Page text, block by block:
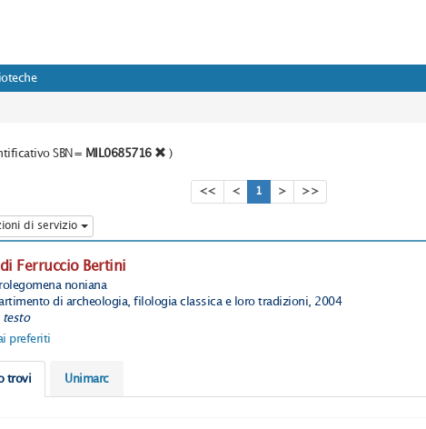
SBN= MIL0685716 )
<< < 1 > >>
di servizio
Ferruccio Bertini
noniana
di archeologia, filologia classica e loro tradizioni, 2004
testo
preferiti
trovi Unimarc